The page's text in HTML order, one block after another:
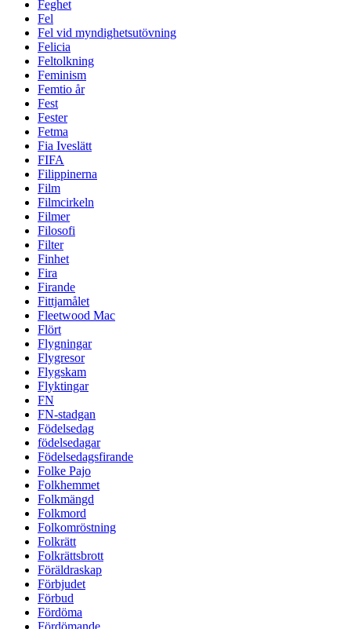
Feghet
Fel
Fel vid myndighetsutövning
Felicia
Feltolkning
Feminism
Femtio år
Fest
Fester
Fetma
Fia Iveslätt
FIFA
Filippinerna
Film
Filmcirkeln
Filmer
Filosofi
Filter
Finhet
Fira
Firande
Fittjamålet
Fleetwood Mac
Flört
Flygningar
Flygresor
Flygskam
Flyktingar
FN
FN-stadgan
Födelsedag
födelsedagar
Födelsedagsfirande
Folke Pajo
Folkhemmet
Folkmängd
Folkmord
Folkomröstning
Folkrätt
Folkrättsbrott
Föräldraskap
Förbjudet
Förbud
Fördöma
Fördömande